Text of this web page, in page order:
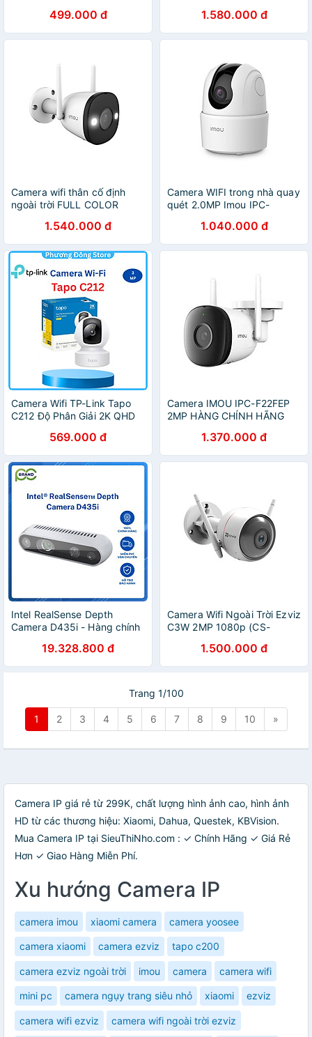
XOAY 360 ĐỘ, ĐÀM THOẠI
2 CHIỀU - Hàng Chính Hãng
499.000 đ
Hàng chính hãng
1.580.000 đ
Camera wifi thân cố định
ngoài trời FULL COLOR
Hàng chính hãng
1.540.000 đ
Camera WIFI trong nhà quay
quét 2.0MP Imou IPC-
1.040.000 đ
Camera Wifi TP-Link Tapo
C212 Độ Phân Giải 2K QHD
Cổng LAN - Hàng Chính
Hãng
569.000 đ
Camera IMOU IPC-F22FEP
2MP HÀNG CHÍNH HÃNG
1.370.000 đ
Intel RealSense Depth
Camera D435i - Hàng chính
19.328.800 đ
Camera Wifi Ngoài Trời Ezviz
C3W 2MP 1080p (CS-
Phiên Bản Mới Hình Ảnh Có
Màu Ban Đêm - Hàng Chính
1.500.000 đ
Trang 1/100
1 2 3 4 5 6 7 8 9 10 »
Camera IP giá rẻ từ 299K, chất lượng hình ảnh cao, hình ảnh
HD từ các thương hiệu: Xiaomi, Dahua, Questek, KBVision.
Mua Camera IP tại SieuThiNho.com : ✓ Chính Hãng ✓ Giá Rẻ
Hơn ✓ Giao Hàng Miễn Phí.
Xu hướng Camera IP
camera imou xiaomi camera camera yoosee
camera xiaomi camera ezviz tapo c200
camera ezviz ngoài trời imou camera camera wifi
mini pc camera ngụy trang siêu nhỏ xiaomi ezviz
camera wifi ezviz camera wifi ngoài trời ezviz